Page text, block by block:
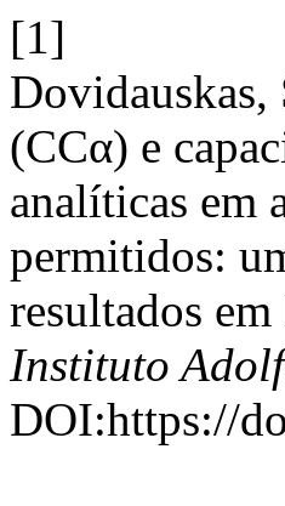
[1]
Dovidauskas,
(CCα) e
analíticas em
permitidos:
resultados
Instituto
DOI:https://